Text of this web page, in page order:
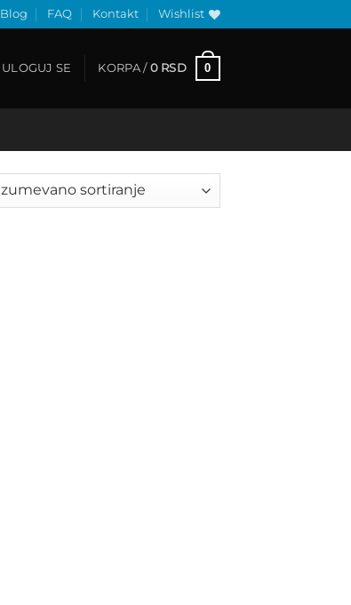
Blog FAQ Kontakt Wishlist
ULOGUJ SE KORPA / 0 RSD 0